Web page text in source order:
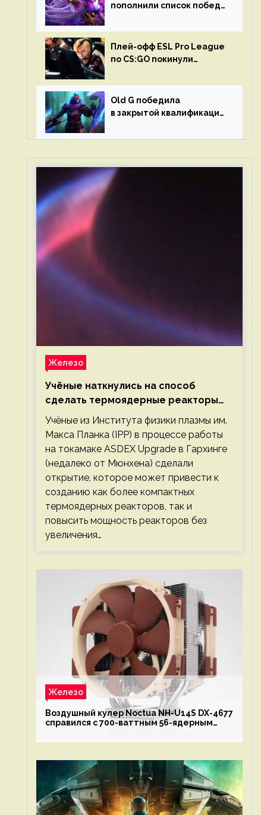
пополнили список побед
Плей-офф ESL Pro League
по CS:GO покинули
Old G победила
в закрытой квалификации
Западной Европы
Железо
Учёные наткнулись на способ
сделать термоядерные реакторы
более компактными или мощными
Учёные из Института физики плазмы им.
Макса Планка (IPP) в процессе работы
на токамаке ASDEX Upgrade в Гархинге
(недалеко от Мюнхена) сделали
открытие, которое может привести к
созданию как более компактных
термоядерных реакторов, так и
повысить мощность реакторов без
увеличения…
Железо
Воздушный кулер Noctua NH-U14S DX-4677
справился с 700-ваттным 56-ядерным